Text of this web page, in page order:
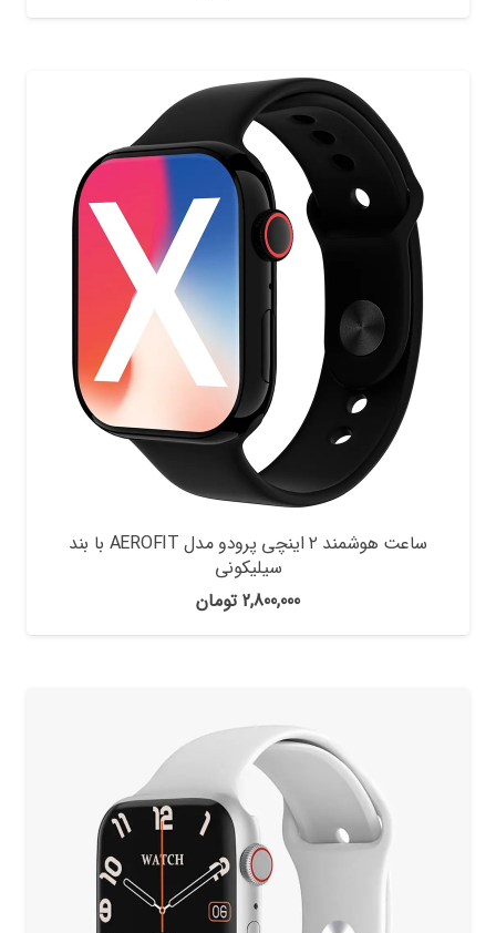
ساعت هوشمند ۲ اینچی پرودو مدل AEROFIT با بند
سیلیکونی
2,800,000 تومان